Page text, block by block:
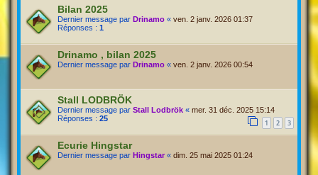
Bilan 2025
Dernier message par Drinamo « ven. 2 janv. 2026 01:37
Réponses : 1
Drinamo , bilan 2025
Dernier message par Drinamo « ven. 2 janv. 2026 00:54
Stall LODBRÖK
Dernier message par Stall Lodbrök « mer. 31 déc. 2025 15:14
Réponses : 25 1 2 3
Ecurie Hingstar
Dernier message par Hingstar « dim. 25 mai 2025 01:24